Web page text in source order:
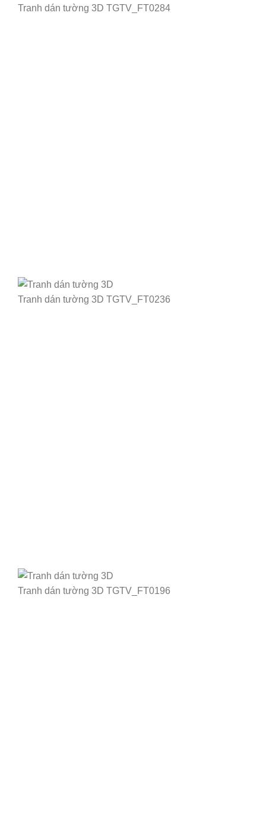
Tranh dán tường 3D TGTV_FT0284
Tranh dán tường 3D TGTV_FT0236
Tranh dán tường 3D TGTV_FT0196